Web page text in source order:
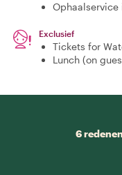
Exclusief
Tickets for
Lunch (on
6